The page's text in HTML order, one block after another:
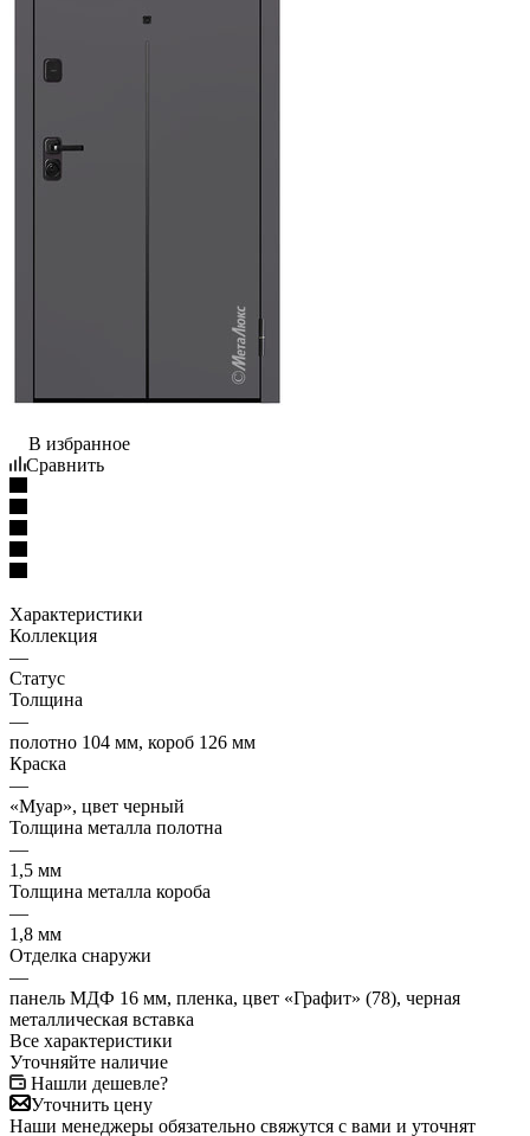
В избранное
Сравнить
Характеристики
Коллекция
—
Статус
Толщина
—
полотно 104 мм, короб 126 мм
Краска
—
«Муар», цвет черный
Толщина металла полотна
—
1,5 мм
Толщина металла короба
—
1,8 мм
Отделка снаружи
—
панель МДФ 16 мм, пленка, цвет «Графит» (78), черная
металлическая вставка
Все характеристики
Уточняйте наличие
Нашли дешевле?
Уточнить цену
Наши менеджеры обязательно свяжутся с вами и уточнят